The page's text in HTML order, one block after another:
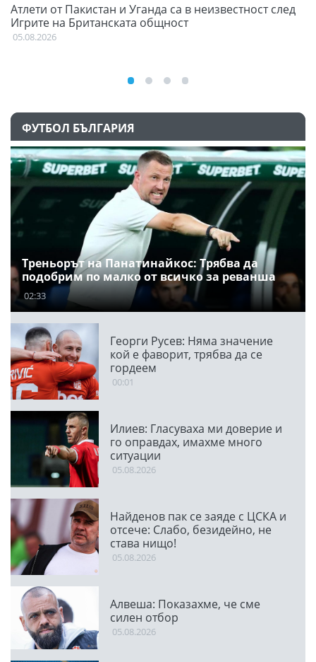
Атлети от Пакистан и Уганда са в неизвестност след
Игрите на Британската общност
05.08.2026
ФУТБОЛ БЪЛГАРИЯ
Треньорът на Панатинайкос: Трябва да
подобрим по малко от всичко за реванша
02:33
Георги Русев: Няма значение
кой е фаворит, трябва да се
гордеем
00:01
Илиев: Гласуваха ми доверие и
го оправдах, имахме много
ситуации
05.08.2026
Найденов пак се заяде с ЦСКА и
отсече: Слабо, безидейно, не
става нищо!
05.08.2026
Алвеша: Показахме, че сме
силен отбор
05.08.2026